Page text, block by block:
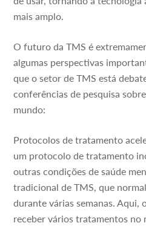
mais amplo.
O futuro da TMS é
algumas perspectivas
que o setor de TMS está
conferências de pesquisa
mundo:
Protocolos de tratamento
um protocolo de tratamento
outras condições de saúde
tradicional de TMS, que
durante várias semanas. Aqui,
receber vários tratamentos no